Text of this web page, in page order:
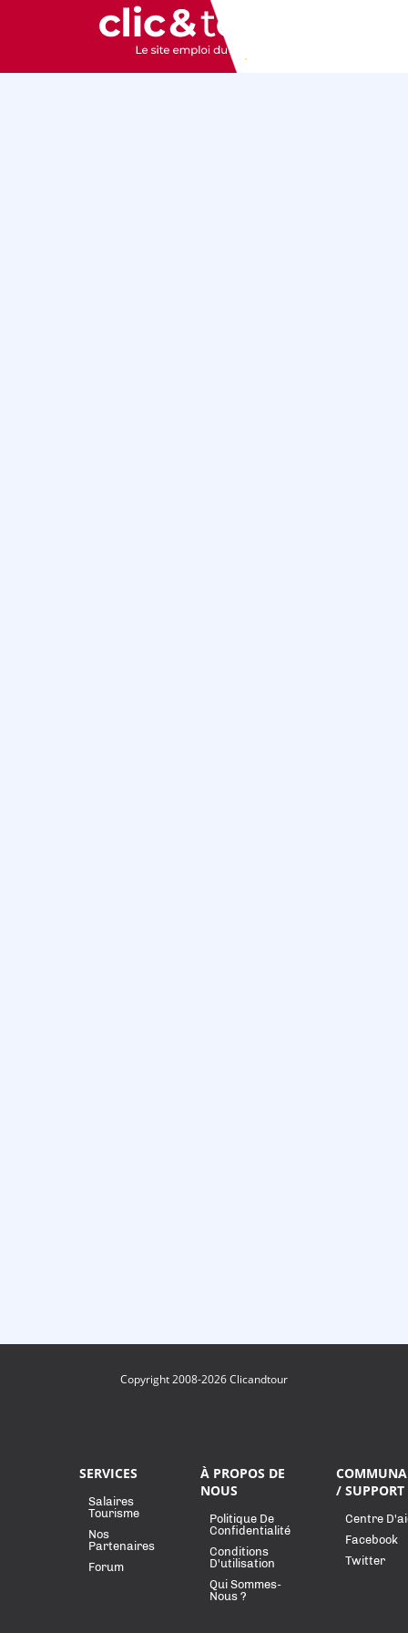
Copyright 2008-2026 Clicandtour
SERVICES
Salaires
Tourisme
Nos
Partenaires
Forum
À PROPOS DE
NOUS
Politique De
Confidentialité
Conditions
D'utilisation
Qui Sommes-
Nous ?
/ SUPPORT
Centre
Facebook
Twitter